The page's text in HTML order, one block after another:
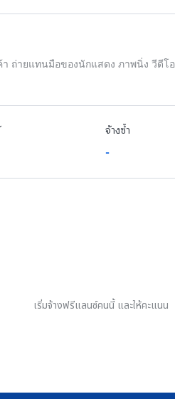
ถ่ายแทนมือของนักแสดง ภาพนิ่ง วีดีโอ
จ้างซ้ำ
-
เริ่มจ้างฟรีแลนซ์คนนี้ และให้คะแนน